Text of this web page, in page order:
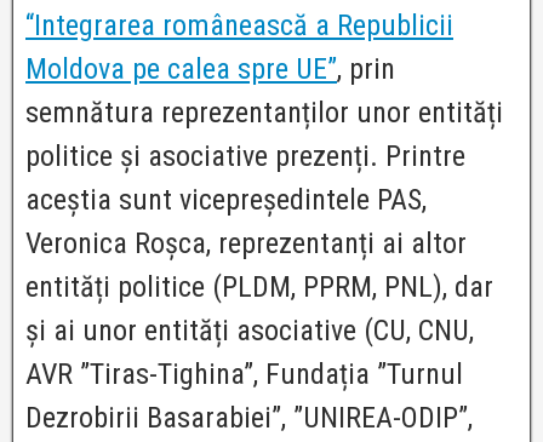
“Integrarea românească a Republicii
Moldova pe calea spre UE”, prin
semnătura reprezentanților unor entități
politice și asociative prezenți. Printre
aceștia sunt vicepreședintele PAS,
Veronica Roșca, reprezentanți ai altor
entități politice (PLDM, PPRM, PNL), dar
și ai unor entități asociative (CU, CNU,
AVR ”Tiras-Tighina”, Fundația ”Turnul
Dezrobirii Basarabiei”, ”UNIREA-ODIP”,